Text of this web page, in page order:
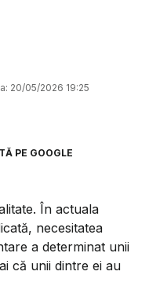
20/05/2026 19:25
PE GOOGLE
În actuala
necesitatea
a determinat unii
că unii dintre ei au